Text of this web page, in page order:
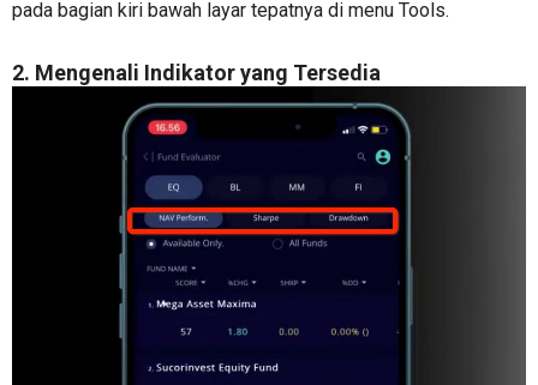
pada bagian kiri bawah layar tepatnya di menu Tools.
2. Mengenali Indikator yang Tersedia